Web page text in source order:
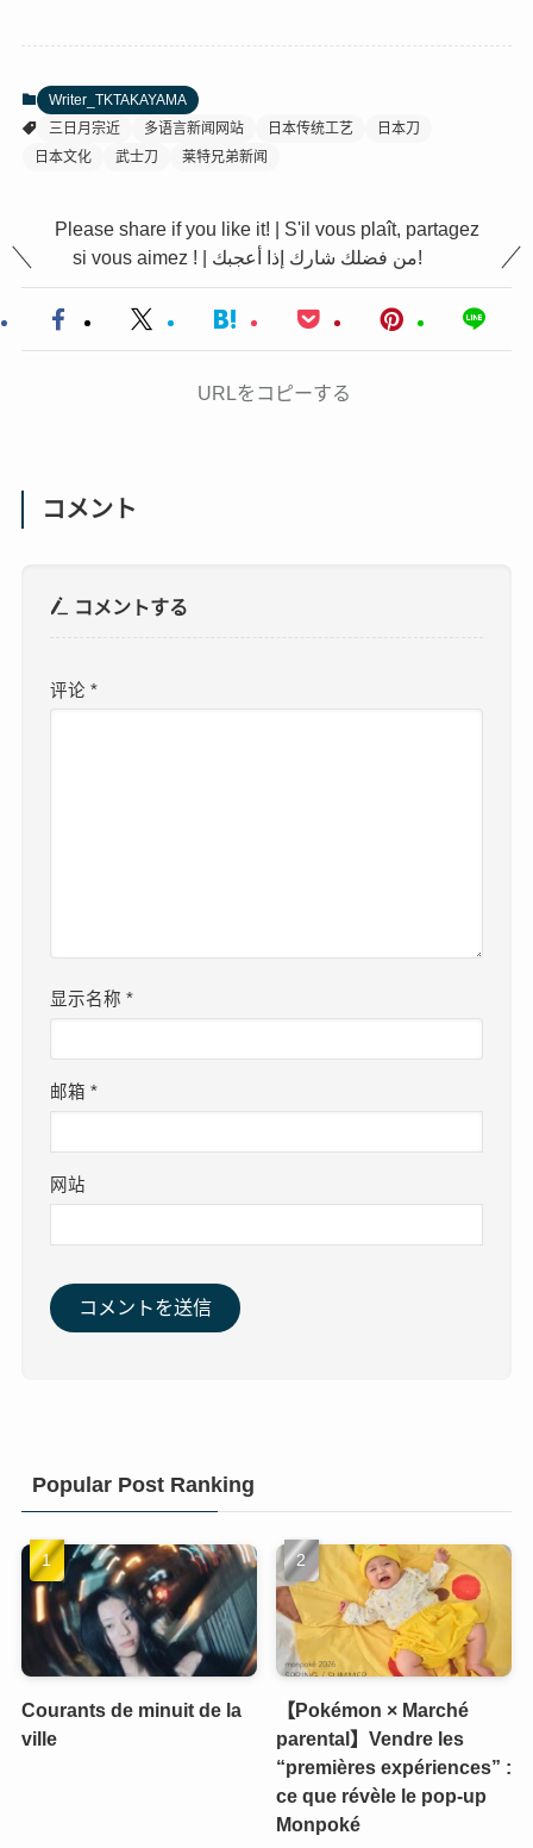
Writer_TKTAKAYAMA
三日月宗近
多语言新闻网站 日本传统工艺
日本刀
日本文化
武士刀 莱特兄弟新闻
Please share if you like it! | S'il vous plaît, partagez
si vous aimez ! | من فضلك شارك إذا أعجبك!
URLをコピーする
コメント
コメントする
评论*
显示名称*
邮箱*
网站
Popular Post Ranking
Courants de minuit de la
ville
【Pokémon × Marché
parental】Vendre les
“premières expériences” :
ce que révèle le pop-up
Monpoké